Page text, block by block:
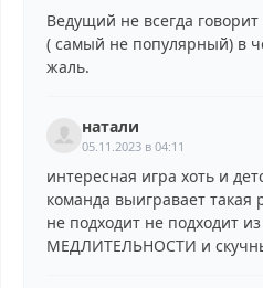
Ведущий не всегда
( самый не популярный) в
жаль.
натали
05.11.2023 в 04:11
интересная игра хоть и
команда выигравает такая
не подходит не подходит
МЕДЛИТЕЛЬНОСТИ и